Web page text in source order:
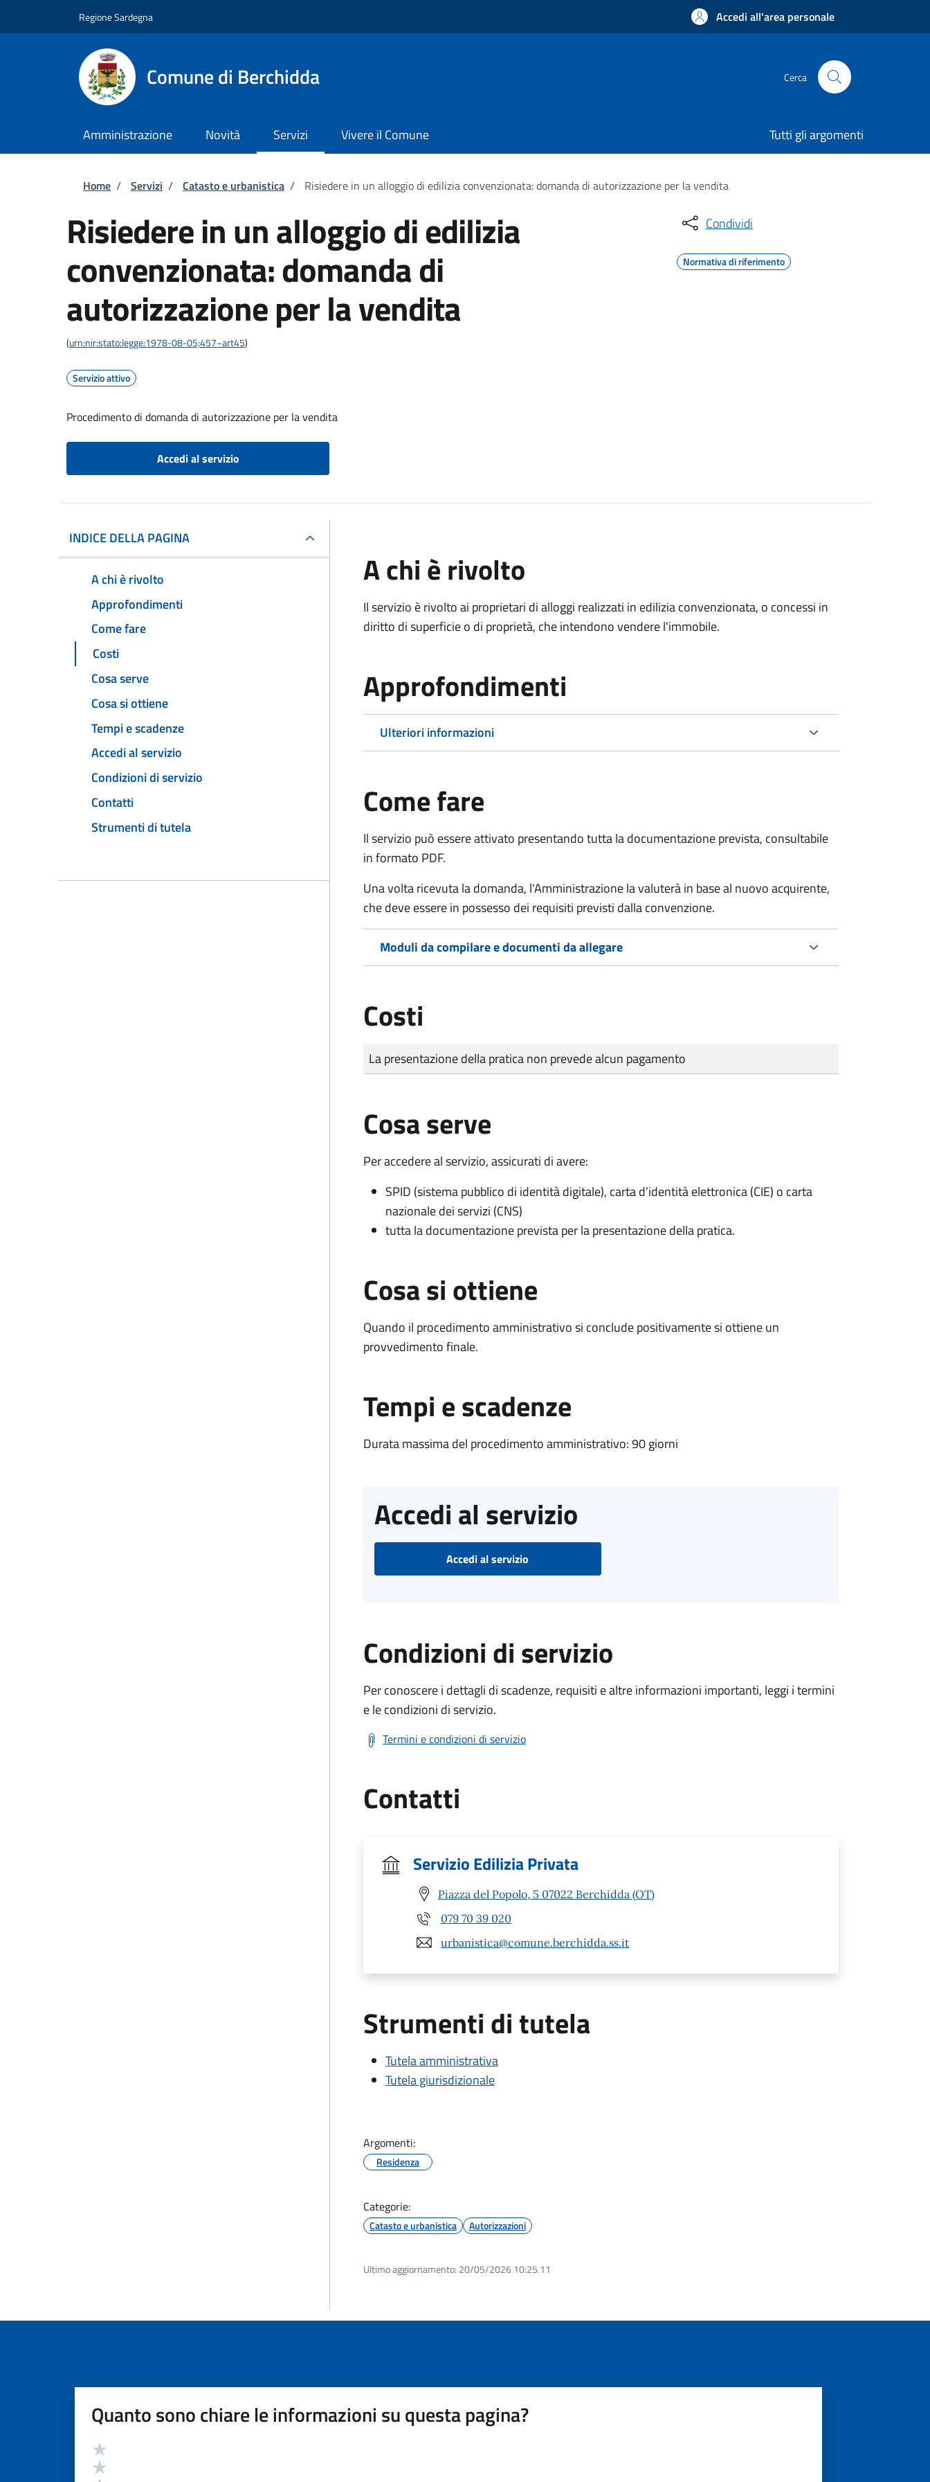
Regione Sardegna Accedi all'area personale
Comune di Berchidda Cerca
Amministrazione Novità Servizi Vivere il Comune Tutti gli argomenti
Briciole di pane
Home / Servizi / Catasto e urbanistica / Risiedere in un alloggio di edilizia convenzionata: domanda di autorizzazione per la vendita
Risiedere in un alloggio di edilizia
convenzionata: domanda di
autorizzazione per la vendita
(urn:nir:stato:legge:1978-08-05;457~art45)
Servizio attivo
Procedimento di domanda di autorizzazione per la vendita
Accedi al servizio
Condividi
Normativa di riferimento
INDICE DELLA PAGINA
A chi è rivolto
Approfondimenti
Come fare
Costi
Cosa serve
Cosa si ottiene
Tempi e scadenze
Accedi al servizio
Condizioni di servizio
Contatti
Strumenti di tutela
A chi è rivolto
Il servizio è rivolto ai proprietari di alloggi realizzati in edilizia convenzionata, o concessi in
diritto di superficie o di proprietà, che intendono vendere l'immobile.
Approfondimenti
Ulteriori informazioni
Come fare
Il servizio può essere attivato presentando tutta la documentazione prevista, consultabile
in formato PDF.
Una volta ricevuta la domanda, l'Amministrazione la valuterà in base al nuovo acquirente,
che deve essere in possesso dei requisiti previsti dalla convenzione.
Moduli da compilare e documenti da allegare
Costi
Tipo di pagamento
Importo
La presentazione della pratica non prevede alcun pagamento
Cosa serve
Per accedere al servizio, assicurati di avere:
SPID (sistema pubblico di identità digitale), carta d’identità elettronica (CIE) o carta
nazionale dei servizi (CNS)
tutta la documentazione prevista per la presentazione della pratica.
Cosa si ottiene
Quando il procedimento amministrativo si conclude positivamente si ottiene un
provvedimento finale.
Tempi e scadenze
Durata massima del procedimento amministrativo: 90 giorni
Accedi al servizio
Accedi al servizio
Condizioni di servizio
Per conoscere i dettagli di scadenze, requisiti e altre informazioni importanti, leggi i termini
e le condizioni di servizio.
Termini e condizioni di servizio
Contatti
Servizio Edilizia Privata
Piazza del Popolo, 5 07022 Berchidda (OT)
079 70 39 020
urbanistica@comune.berchidda.ss.it
Strumenti di tutela
Tutela amministrativa
Tutela giurisdizionale
Argomenti:
Residenza
Categorie:
Catasto e urbanistica Autorizzazioni
Ultimo aggiornamento: 20/05/2026 10:25.11
Quanto sono chiare le informazioni su questa pagina?
Valutazione